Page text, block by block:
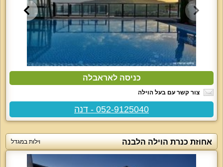
כניסה לאראבלה
צור קשר עם בעל הוילה
052-9125040 - דנה
אחוזת כנרת הוילה הלבנה וילות במגדל